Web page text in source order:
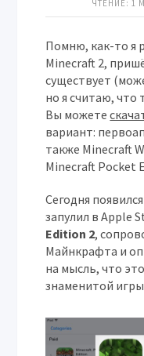
ЧТЕНИЕ:
Помню, как-то я
Minecraft 2,
существует
но я считаю, что
Вы можете
вариант:
также Minecraft
Minecraft Pocket
Сегодня
запулил в Apple
Edition 2,
Майнкрафта и
на мысль, что
знаменитой